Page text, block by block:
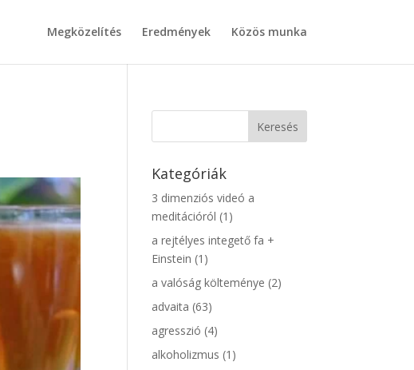
Megközelítés Eredmények Közös munka
Kategóriák
3 dimenziós videó a
meditációról (1)
a rejtélyes integető fa +
Einstein (1)
a valóság költeménye (2)
advaita (63)
agresszió (4)
alkoholizmus (1)